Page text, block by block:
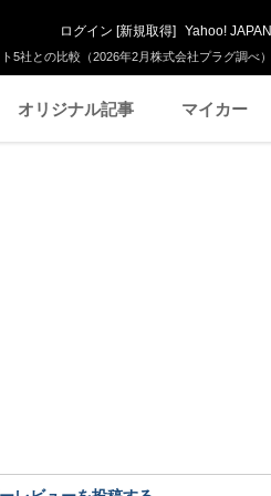
5社との比較（2026年2月株式会社プラグ調べ）
ログイン [新規取得] Yahoo! JAPAN
オリジナル記事 マイカー